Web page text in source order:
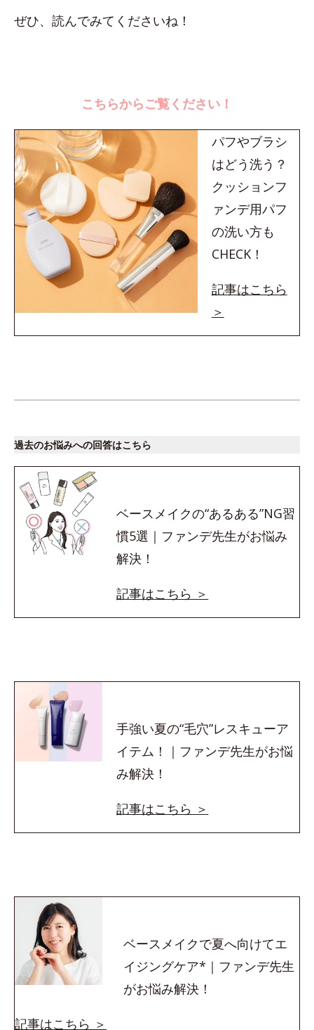
ぜひ、読んでみてくださいね！
こちらからご覧ください！
パフやブラシ
はどう洗う？
クッションフ
ァンデ用パフ
の洗い方も
CHECK！
記事はこちら
＞
過去のお悩みへの回答はこちら
ベースメイクの“あるある”NG習
慣5選｜ファンデ先生がお悩み
解決！
記事はこちら ＞
手強い夏の“毛穴”レスキューア
イテム！｜ファンデ先生がお悩
み解決！
記事はこちら ＞
ベースメイクで夏へ向けてエ
イジングケア*｜ファンデ先生
がお悩み解決！
記事はこちら ＞